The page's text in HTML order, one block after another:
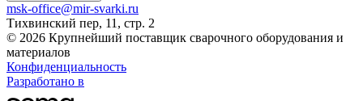
msk-office@mir-svarki.ru
Тихвинский пер, 11, стр. 2
© 2026 Крупнейший поставщик сварочного оборудования и
материалов
Конфиденциальность
Разработано в